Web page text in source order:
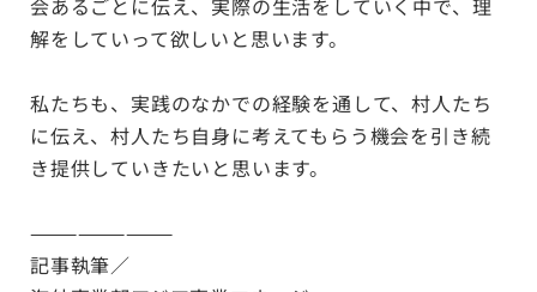
解をしていって欲しいと思います。
私たちも、実践のなかでの経験を通して、村人たち
に伝え、村人たち自身に考えてもらう機会を引き続
き提供していきたいと思います。
—————————
記事執筆／